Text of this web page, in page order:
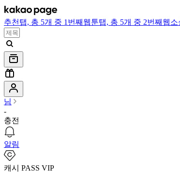
추천 탭, 총 5개 중 1번째 웹툰탭, 총 5개 중 2번째 웹소
님
-
충전
알림
캐시 PASS VIP